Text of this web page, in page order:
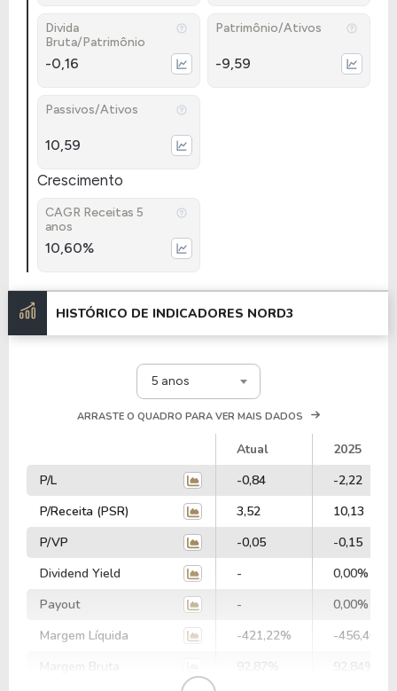
Divida
Bruta/Patrimônio
-0,16
Patrimônio/Ativos
-9,59
Passivos/Ativos
10,59
Crescimento
CAGR Receitas 5
anos
10,60%
HISTÓRICO DE INDICADORES NORD3
5 anos
ARRASTE O QUADRO PARA VER MAIS DADOS
Atual
2025
P/L
-0,84
-2,22
P/Receita (PSR)
3,52
10,13
P/VP
-0,05
-0,15
Dividend Yield
-
0,00%
Payout
-
0,00%
Margem Líquida
-421,22%
-456,40%
Margem Bruta
92,87%
92,84%